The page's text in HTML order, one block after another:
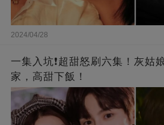
2024/04/28
一集入坑❗超甜怒刷六集！灰姑
家，高甜下飯！